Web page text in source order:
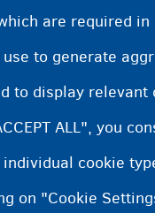
are required
to generate
to display
ALL", you
cookie
on "Cookie